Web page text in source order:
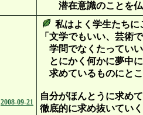
潜在意識のことを仏
2008-09-21
私はよく学生たちに
「文学でもいい、芸術
学問でなくたってい
とにかく何かに夢中
求めているものにと
自分がほんとうに求め
徹底的に求め抜いてい